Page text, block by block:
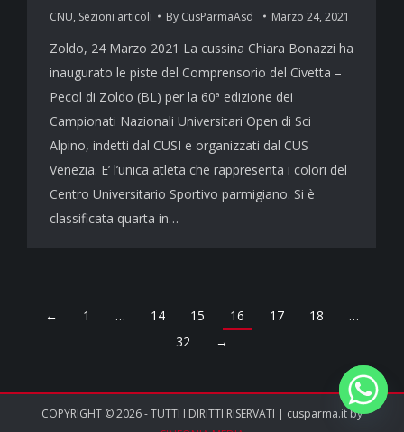
CNU, Sezioni articoli By CusParmaAsd_ Marzo 24, 2021
Zoldo, 24 Marzo 2021 La cussina Chiara Bonazzi ha
inaugurato le piste del Comprensorio del Civetta –
Pecol di Zoldo (BL) per la 60ª edizione dei
Campionati Nazionali Universitari Open di Sci
Alpino, indetti dal CUSI e organizzati dal CUS
Venezia. E’ l’unica atleta che rappresenta i colori del
Centro Universitario Sportivo parmigiano. Si è
classificata quarta in…
← 1 … 14 15 16 17 18
…
32
→
COPYRIGHT © 2026 - TUTTI I DIRITTI RISERVATI | cusparma.it by